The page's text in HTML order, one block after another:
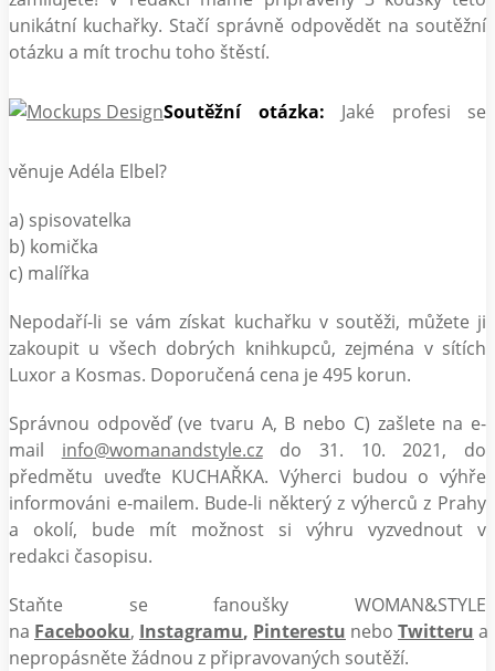
unikátní kuchařky. Stačí správně odpovědět na soutěžní
otázku a mít trochu toho štěstí.
Soutěžní otázka: Jaké profesi se
věnuje Adéla Elbel?
a) spisovatelka
b) komička
c) malířka
Nepodaří-li se vám získat kuchařku v soutěži, můžete ji
zakoupit u všech dobrých knihkupců, zejména v sítích
Luxor a Kosmas. Doporučená cena je 495 korun.
Správnou odpověď (ve tvaru A, B nebo C) zašlete na e-
mail info@womanandstyle.czdo 31. 10. 2021, do
předmětu uveďte KUCHAŘKA. Výherci budou o výhře
informováni e-mailem. Bude-li některý z výherců z Prahy
a okolí, bude mít možnost si výhru vyzvednout v
redakci časopisu.
Staňte se fanoušky WOMAN&STYLE
na Facebooku, Instagramu, Pinterestu nebo Twitteru a
nepropásněte žádnou z připravovaných soutěží.